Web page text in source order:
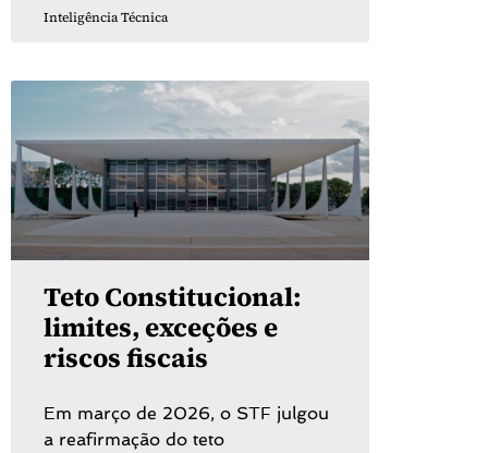
Inteligência Técnica
Teto Constitucional:
limites, exceções e
riscos fiscais
Em março de 2026, o STF julgou
a reafirmação do teto